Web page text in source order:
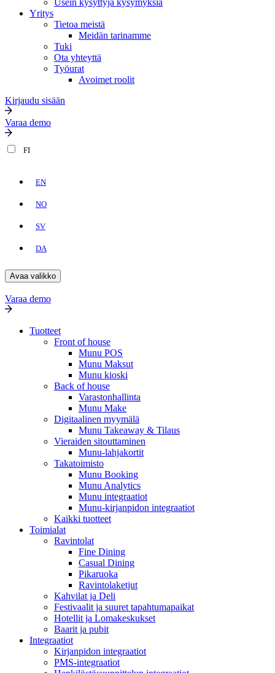
Usein kysyttyjä kysymyksiä
Yritys
Tietoa meistä
Meidän tarinamme
Tuki
Ota yhteyttä
Työurat
Avoimet roolit
Kirjaudu sisään
Varaa demo
FI
EN
NO
SV
DA
Avaa valikko
Varaa demo
Tuotteet
Front of house
Munu POS
Munu Maksut
Munu kioski
Back of house
Varastonhallinta
Munu Make
Digitaalinen myymälä
Munu Takeaway & Tilaus
Vieraiden sitouttaminen
Munu-lahjakortit
Takatoimisto
Munu Booking
Munu Analytics
Munu integraatiot
Munu-kirjanpidon integraatiot
Kaikki tuotteet
Toimialat
Ravintolat
Fine Dining
Casual Dining
Pikaruoka
Ravintolaketjut
Kahvilat ja Deli
Festivaalit ja suuret tapahtumapaikat
Hotellit ja Lomakeskukset
Baarit ja pubit
Integraatiot
Kirjanpidon integraatiot
PMS-integraatiot